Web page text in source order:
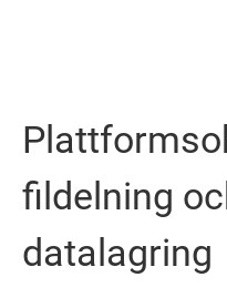
fildelning
datalagring